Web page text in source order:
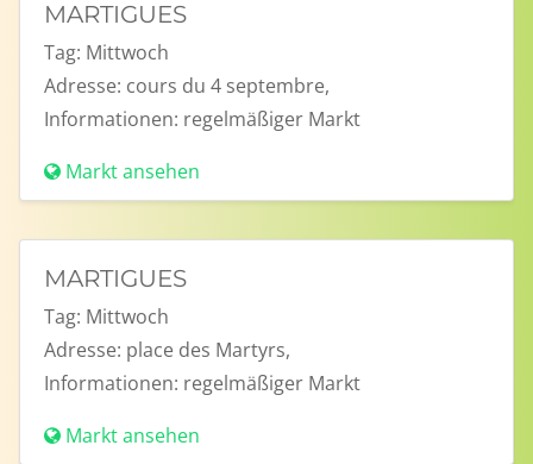
MARTIGUES
Tag: Mittwoch
Adresse: cours du 4 septembre,
Informationen: regelmäßiger Markt
Markt ansehen
MARTIGUES
Tag: Mittwoch
Adresse: place des Martyrs,
Informationen: regelmäßiger Markt
Markt ansehen